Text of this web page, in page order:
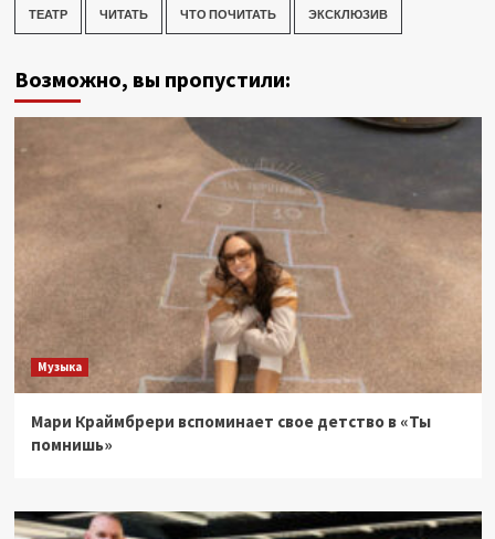
ТЕАТР ЧИТАТЬ ЧТО ПОЧИТАТЬ ЭКСКЛЮЗИВ
Возможно, вы пропустили:
Музыка
Мари Краймбрери вспоминает свое детство в «Ты
помнишь»